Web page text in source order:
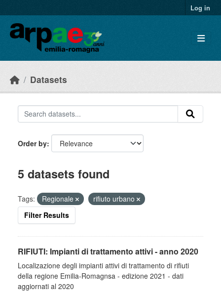
Log in
Datasets
Order by
5 datasets found
Tags: Regionale
rifiuto urbano
Filter Results
RIFIUTI: Impianti di trattamento attivi - anno 2020
Localizazione degli impianti attivi di trattamento di rifiuti
della regione Emilia-Romagnsa - edizione 2021 - dati
aggiornati al 2020